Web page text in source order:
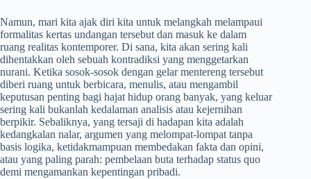
Namun, mari kita ajak diri kita untuk melangkah melampaui
formalitas kertas undangan tersebut dan masuk ke dalam
ruang realitas kontemporer. Di sana, kita akan sering kali
dihentakkan oleh sebuah kontradiksi yang menggetarkan
nurani. Ketika sosok-sosok dengan gelar mentereng tersebut
diberi ruang untuk berbicara, menulis, atau mengambil
keputusan penting bagi hajat hidup orang banyak, yang keluar
sering kali bukanlah kedalaman analisis atau kejernihan
berpikir. Sebaliknya, yang tersaji di hadapan kita adalah
kedangkalan nalar, argumen yang melompat-lompat tanpa
basis logika, ketidakmampuan membedakan fakta dan opini,
atau yang paling parah: pembelaan buta terhadap status quo
demi mengamankan kepentingan pribadi.